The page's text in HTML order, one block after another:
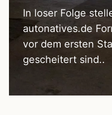
In loser Folge
autonatives.de
vor dem ersten
gescheitert sind..